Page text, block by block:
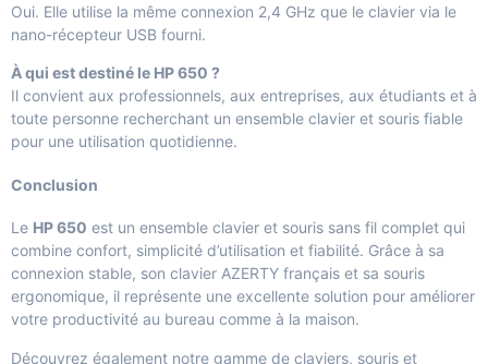
Oui. Elle utilise la même connexion 2,4 GHz que le clavier via le
nano-récepteur USB fourni.
À qui est destiné le HP 650 ?
Il convient aux professionnels, aux entreprises, aux étudiants et à
toute personne recherchant un ensemble clavier et souris fiable
pour une utilisation quotidienne.
Conclusion
Le HP 650 est un ensemble clavier et souris sans fil complet qui
combine confort, simplicité d’utilisation et fiabilité. Grâce à sa
connexion stable, son clavier AZERTY français et sa souris
ergonomique, il représente une excellente solution pour améliorer
votre productivité au bureau comme à la maison.
Découvrez également notre gamme de claviers, souris et